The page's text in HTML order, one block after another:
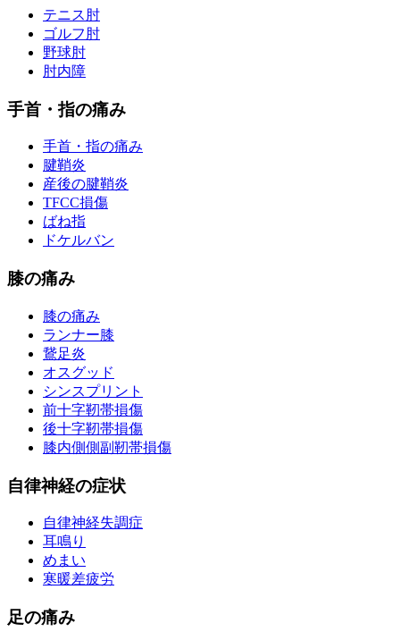
テニス肘
ゴルフ肘
野球肘
肘内障
手首・指の痛み
手首・指の痛み
腱鞘炎
産後の腱鞘炎
TFCC損傷
ばね指
ドケルバン
膝の痛み
膝の痛み
ランナー膝
鵞足炎
オスグッド
シンスプリント
前十字靭帯損傷
後十字靭帯損傷
膝内側側副靭帯損傷
自律神経の症状
自律神経失調症
耳鳴り
めまい
寒暖差疲労
足の痛み